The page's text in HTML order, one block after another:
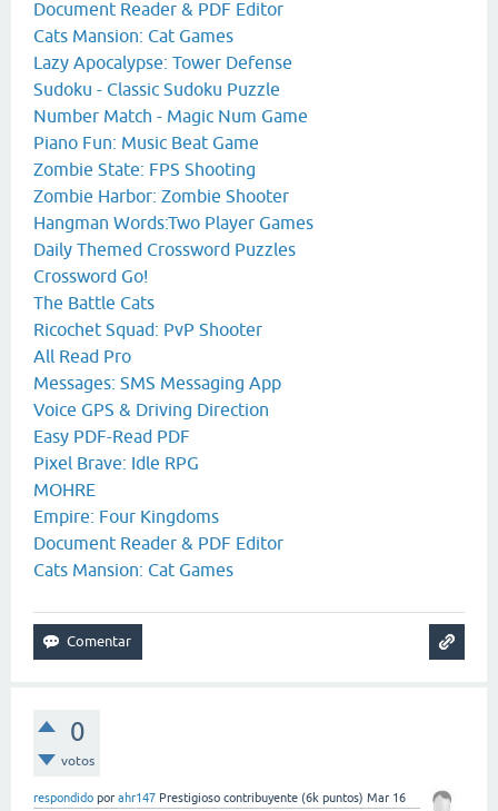
Document Reader & PDF Editor
Cats Mansion: Cat Games
Lazy Apocalypse: Tower Defense
Sudoku - Classic Sudoku Puzzle
Number Match - Magic Num Game
Piano Fun: Music Beat Game
Zombie State: FPS Shooting
Zombie Harbor: Zombie Shooter
Hangman Words:Two Player Games
Daily Themed Crossword Puzzles
Crossword Go!
The Battle Cats
Ricochet Squad: PvP Shooter
All Read Pro
Messages: SMS Messaging App
Voice GPS & Driving Direction
Easy PDF-Read PDF
Pixel Brave: Idle RPG
MOHRE
Empire: Four Kingdoms
Document Reader & PDF Editor
Cats Mansion: Cat Games
0
votos
respondido por ahr147 Prestigioso contribuyente (6k puntos) Mar 16